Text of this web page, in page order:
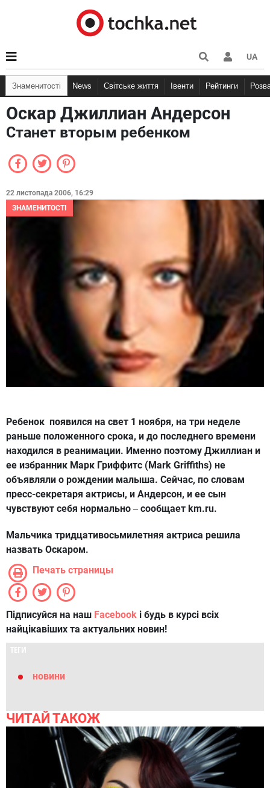
UA
Знаменитості News Світське життя Івенти Рейтинги
Оскар Джиллиан Андерсон
Станет вторым ребенком
22 листопада 2006, 16:29
ЗНАМЕНИТОСТІ
Ребенок появился на свет 1 ноября, на три неделе
раньше положенного срока, и до последнего времени
находился в реанимации. Именно поэтому Джиллиан и
ее избранник Марк Гриффитс (Mark Griffiths) не
объявляли о рождении малыша. Сейчас, по словам
пресс-секретаря актрисы, и Андерсон, и ее сын
чувствуют себя нормально – сообщает km.ru.
Мальчика тридцативосьмилетняя актриса решила
назвать Оскаром.
Печать страницы
Підписуйся на наш Facebook і будь в курсі всіх
найцікавіших та актуальних новин!
ТЕГИ
новини
ЧИТАЙ ТАКОЖ